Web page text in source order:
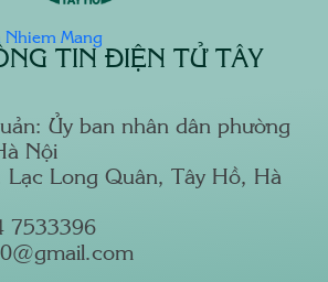
TIN ĐIỆN TỬ TÂY
Ủy ban nhân dân phường
Nội
Long Quân, Tây Hồ, Hà
7533396